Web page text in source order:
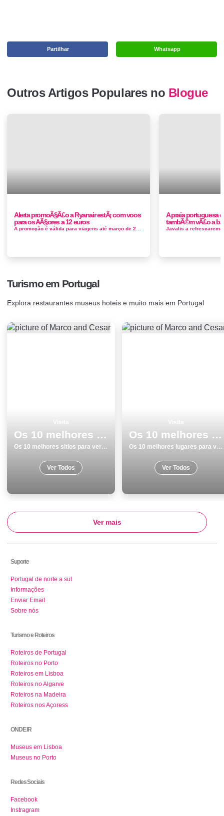
Whatsapp
Partilhar
Outros Artigos Populares no Blogue
Alerta promoÃ§Ã£o a Ryanair estÃ¡ com voos
para os AÃ§ores a 12 euros
A praia portuguesa
tambÃ©m vÃ£o a
Turismo em Portugal
Explora restaurantes museus hoteis e muito mais em Portugal
Os 10 melhores sitios para ver e visitar em Mafra
Os 10 melhores sitios para ver e visitar em Mafra
Ver Todos
Os 10 melhores lugares para visitar em Vila Real
Os 10 melhores lugares para visitar em Vila Real
Ver Todos
Ver mais
Suporte
Portugal de norte a sul
Informações
Enviar Email
Sobre nós
Turismo e Roteiros
Roteiros de Portugal
Roteiros no Porto
Roteiros em Lisboa
Roteiros no Algarve
Roteiros na Madeira
Roteiros nos Açoress
ONDE IR
Museus em Lisboa
Museus no Porto
Redes Sociais
Facebook
Instragram